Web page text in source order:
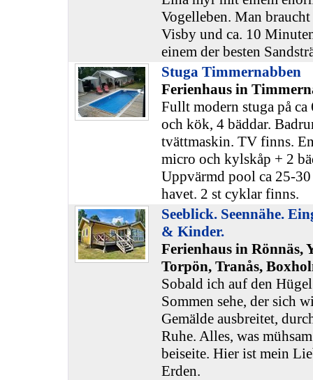
Vogelleben. Man
Visby und ca. 10
einem der besten
Stuga Timmernabben
Ferienhaus in
Fullt modern stuga på
och kök, 4 bäddar.
tvättmaskin. TV finns.
micro och kylskåp + 2
Uppvärmd pool ca 25-
havet. 2 st cyklar finns.
Seeblick. Seennähe.
& Kinder.
Ferienhaus in Rönnäs,
Torpön, Tranås,
Sobald ich auf den
Sommen sehe, der sich
Gemälde ausbreitet,
Ruhe. Alles, was
beiseite. Hier ist mein
Erden.